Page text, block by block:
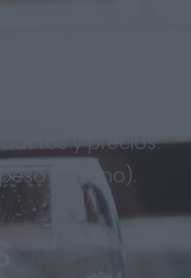
y precios.
cubano).